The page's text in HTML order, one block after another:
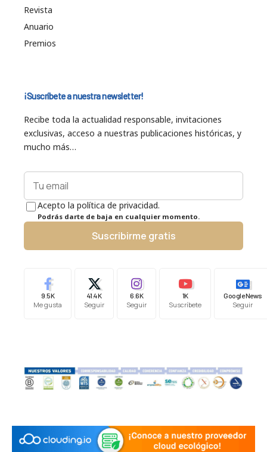
Revista
Anuario
Premios
¡Suscríbete a nuestra newsletter!
Recibe toda la actualidad responsable, invitaciones
exclusivas, acceso a nuestras publicaciones históricas, y
mucho más…
Acepto la política de privacidad.
Podrás darte de baja en cualquier momento.
Suscribirme gratis
9.5K
Me gusta
41.4K
Seguir
6.6K
Seguir
1K
Suscríbete
Google News
Seguir